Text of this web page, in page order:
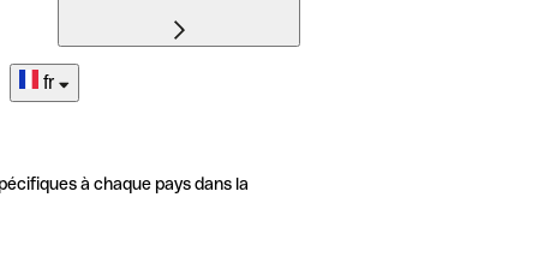
fr
à chaque pays dans la